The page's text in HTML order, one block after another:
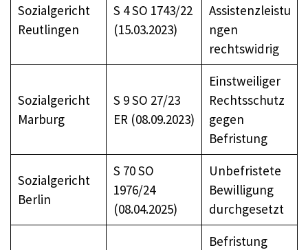
Sozialgericht
Reutlingen
S 4 SO 1743/22
(15.03.2023)
Assistenzleistu
ngen
rechtswidrig
Sozialgericht
Marburg
S 9 SO 27/23
ER (08.09.2023)
Einstweiliger
Rechtsschutz
gegen
Befristung
Sozialgericht
Berlin
S 70 SO
1976/24
(08.04.2025)
Unbefristete
Bewilligung
durchgesetzt
Befristung